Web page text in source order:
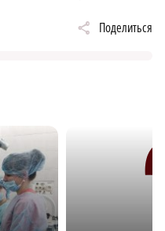
Поделиться